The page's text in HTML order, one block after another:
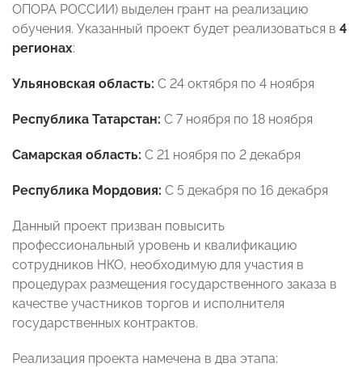
ОПОРА РОССИИ) выделен грант на реализацию
обучения. Указанный проект будет реализоваться в 4
регионах:
Ульяновская область: С 24 октября по 4 ноября
Республика Татарстан: С 7 ноября по 18 ноября
Самарская область: С 21 ноября по 2 декабря
Республика Мордовия: С 5 декабря по 16 декабря
Данный проект призван повысить
профессиональный уровень и квалификацию
сотрудников НКО, необходимую для участия в
процедурах размещения государственного заказа в
качестве участников торгов и исполнителя
государственных контрактов.
Реализация проекта намечена в два этапа: